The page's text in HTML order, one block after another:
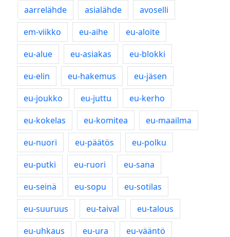
aarrelähde asialähde
avoselli
em-viikko
eu-aihe
eu-aloite
eu-alue
eu-asiakas
eu-blokki
eu-elin
eu-hakemus
eu-jäsen
eu-joukko
eu-juttu
eu-kerho
eu-kokelas
eu-komitea
eu-maailma
eu-nuori
eu-päätös
eu-polku
eu-putki
eu-ruori
eu-sana
eu-seinä
eu-sopu
eu-sotilas
eu-suuruus
eu-taival
eu-talous
eu-uhkaus
eu-ura
eu-vääntö